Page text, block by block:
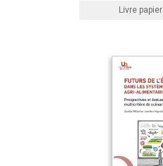
Livre papier